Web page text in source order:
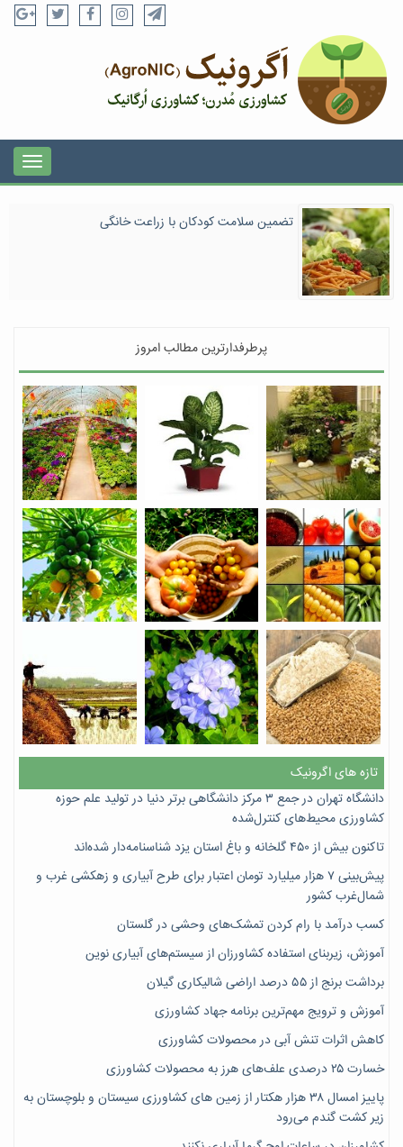
تضمین سلامت کودکان با زراعت خانگی
پرطرفدارترین مطالب امروز
تازه های اگرونیک
دانشگاه تهران در جمع ۳ مرکز دانشگاهی برتر دنیا در تولید علم حوزه
کشاورزی محیط‌های کنترل‌شده
تاکنون بیش از ۴۵۰ گلخانه و باغ استان یزد شناسنامه‌دار شده‌اند
پیش‌بینی ۷‌ هزار میلیارد تومان اعتبار برای طرح آبیاری و زهکشی غرب و
شمال‌غرب کشور
کسب درآمد با رام کردن تمشک‌های وحشی در گلستان
آموزش، زیربنای استفاده کشاورزان از سیستم‌های آبیاری نوین
برداشت برنج از ۵۵ درصد اراضی شالیکاری گیلان
آموزش و ترویج مهم‌ترین برنامه جهاد کشاورزی
کاهش اثرات تنش آبی در محصولات کشاورزی
خسارت ۲۵ درصدی علف‌های هرز به محصولات کشاورزی
پاییز امسال ۳۸ هزار هکتار از زمین های کشاورزی سیستان و بلوچستان به
زیر کشت گندم می‌رود